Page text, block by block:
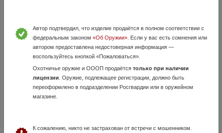
Сигнальный револьвер РС 31.
12 000 руб.
Автор подтвердил, что изделие продаётся в полном соответствии с
федеральным законом «Об Оружии». Если у вас есть сомнения или
автором предоставлена недостоверная информация —
воспользуйтесь кнопкой «Пожаловаться».
Охотничье оружие и ОООП продаётся только при наличии
лицензии . Оружие, подлежащее регистрации, должно быть
переоформлено в подразделении Росгвардии или в оружейном
магазине.
К сожалению, никто не застрахован от встречи с мошенником.